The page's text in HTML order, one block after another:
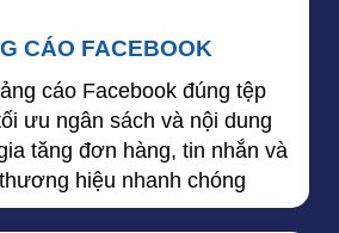
CÁO FACEBOOK
cáo Facebook đúng tệp
ưu ngân sách và nội dung
tăng đơn hàng, tin nhắn và
hiệu nhanh chóng